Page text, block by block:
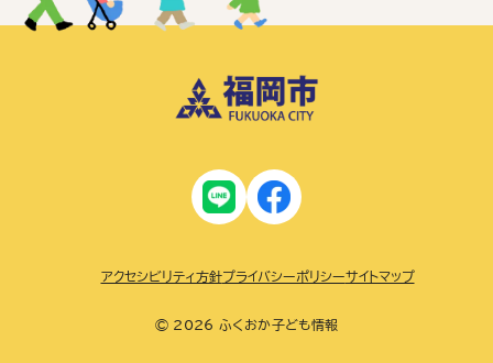
© 2026 ふくおか子ども情報
アクセシビリティ方針プライバシーポリシーサイトマップ